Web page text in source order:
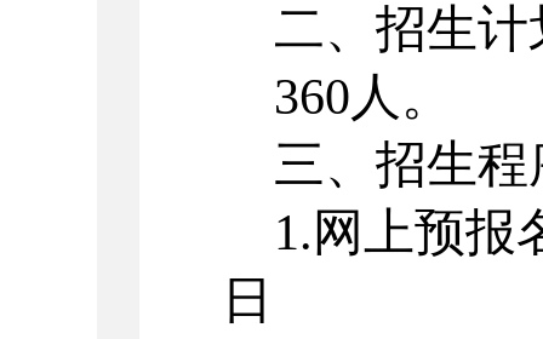
二、招生计
360人。
三、招生程
1.网上预报
日